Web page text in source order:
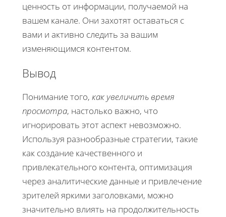
ценность от информации, получаемой на
вашем канале. Они захотят оставаться с
вами и активно следить за вашим
изменяющимся контентом.
Вывод
Понимание того, как увеличить время
просмотра, настолько важно, что
игнорировать этот аспект невозможно.
Используя разнообразные стратегии, такие
как создание качественного и
привлекательного контента, оптимизация
через аналитические данные и привлечение
зрителей яркими заголовками, можно
значительно влиять на продолжительность